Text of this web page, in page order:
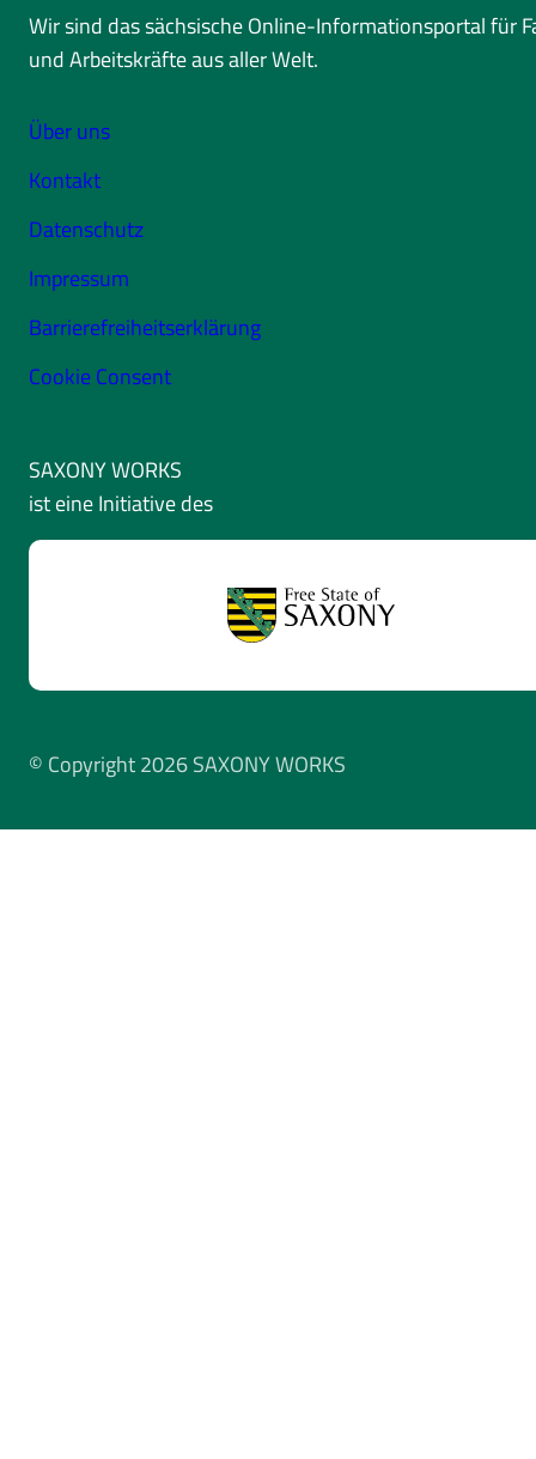
Wir sind das sächsische Online-Informationsportal für
und Arbeitskräfte aus aller Welt.
Über uns
Kontakt
Datenschutz
Impressum
Barrierefreiheitserklärung
Cookie Consent
SAXONY WORKS
ist eine Initiative des
© Copyright 2026 SAXONY WORKS